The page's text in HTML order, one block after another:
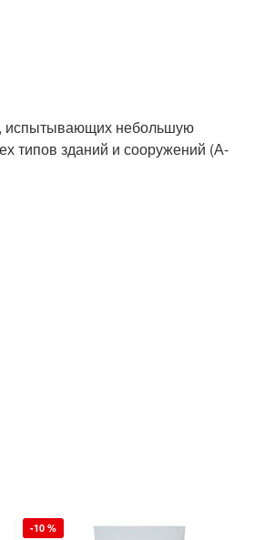
испытывающих небольшую
типов зданий и сооружений (А-
-10 %